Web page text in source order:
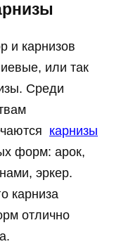
и карнизов
или так
Среди
карнизы
форм: арок,
эркер.
карниза
отлично